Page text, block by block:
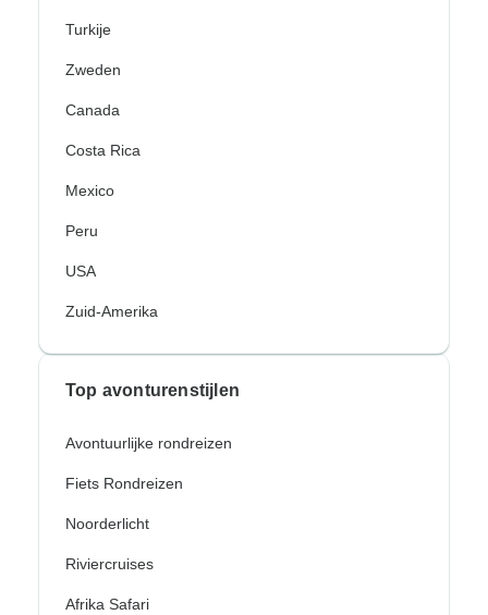
Turkije
Zweden
Canada
Costa Rica
Mexico
Peru
USA
Zuid-Amerika
Top avonturenstijlen
Avontuurlijke rondreizen
Fiets Rondreizen
Noorderlicht
Riviercruises
Afrika Safari